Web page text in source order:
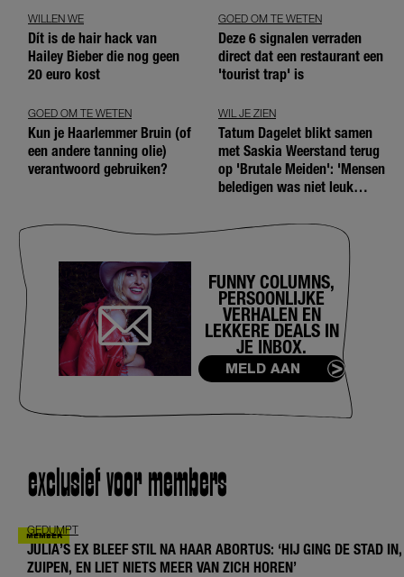
WILLEN WE
Dít is de hair hack van
Hailey Bieber die nog geen
20 euro kost
GOED OM TE WETEN
Deze 6 signalen verraden
direct dat een restaurant een
'tourist trap' is
GOED OM TE WETEN
Kun je Haarlemmer Bruin (of
een andere tanning olie)
verantwoord gebruiken?
WIL JE ZIEN
Tatum Dagelet blikt samen
met Saskia Weerstand terug
op 'Brutale Meiden': 'Mensen
beledigen was niet leuk
FUNNY COLUMNS,
PERSOONLIJKE
VERHALEN EN
LEKKERE DEALS IN
JE INBOX.
MELD AAN
exclusief voor members
GEDUMPT
JULIA’S EX BLEEF STIL NA HAAR ABORTUS: ‘HIJ GING DE STAD IN,
ZUIPEN, EN LIET NIETS MEER VAN ZICH HOREN’